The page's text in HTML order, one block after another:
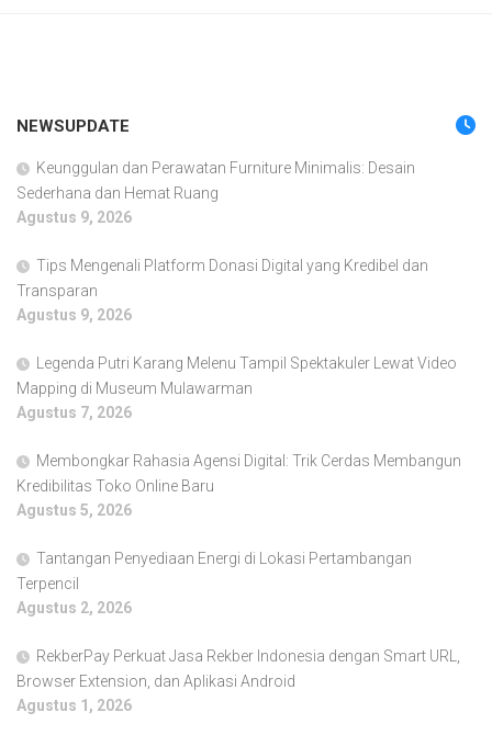
NEWSUPDATE
Keunggulan dan Perawatan Furniture Minimalis: Desain
Sederhana dan Hemat Ruang
Agustus 9, 2026
Tips Mengenali Platform Donasi Digital yang Kredibel dan
Transparan
Agustus 9, 2026
Legenda Putri Karang Melenu Tampil Spektakuler Lewat Video
Mapping di Museum Mulawarman
Agustus 7, 2026
Membongkar Rahasia Agensi Digital: Trik Cerdas Membangun
Kredibilitas Toko Online Baru
Agustus 5, 2026
Tantangan Penyediaan Energi di Lokasi Pertambangan
Terpencil
Agustus 2, 2026
RekberPay Perkuat Jasa Rekber Indonesia dengan Smart URL,
Browser Extension, dan Aplikasi Android
Agustus 1, 2026